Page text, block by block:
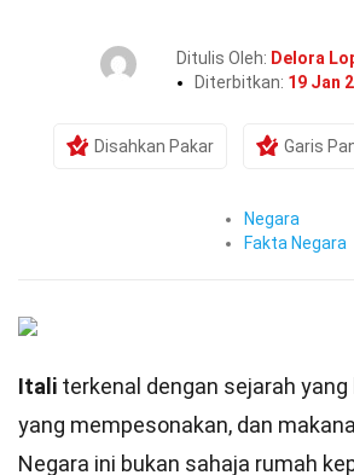
Ditulis Oleh: Delora
Diterbitkan: 19 Jan
Disahkan Pakar Garis
Negara
Fakta Negara
Itali terkenal dengan sejarah yang
yang mempesonakan, dan
Negara ini bukan sahaja rumah